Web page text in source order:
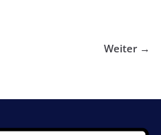
Weiter →